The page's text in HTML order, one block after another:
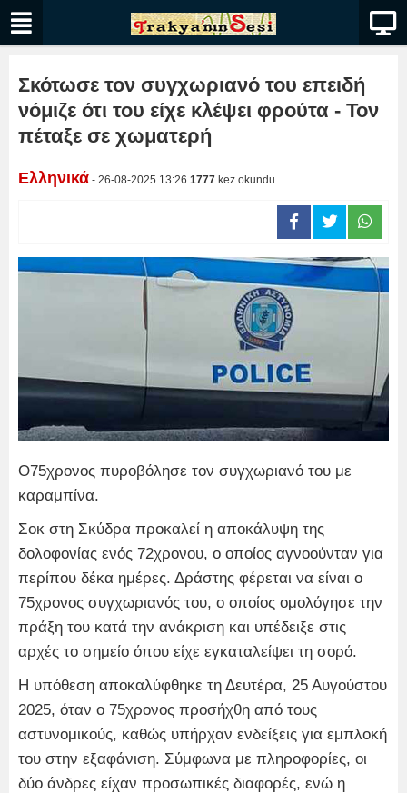
Σκότωσε τον συγχωριανό του επειδή
νόμιζε ότι του είχε κλέψει φρούτα - Τον
πέταξε σε χωματερή
Ελληνικά - 26-08-2025 13:26 1777 kez okundu.
Ο75χρονος πυροβόλησε τον συγχωριανό του με
καραμπίνα.
Σοκ στη Σκύδρα προκαλεί η αποκάλυψη της
δολοφονίας ενός 72χρονου, ο οποίος αγνοούνταν για
περίπου δέκα ημέρες. Δράστης φέρεται να είναι ο
75χρονος συγχωριανός του, ο οποίος ομολόγησε την
πράξη του κατά την ανάκριση και υπέδειξε στις
αρχές το σημείο όπου είχε εγκαταλείψει τη σορό.
Η υπόθεση αποκαλύφθηκε τη Δευτέρα, 25 Αυγούστου
2025, όταν ο 75χρονος προσήχθη από τους
αστυνομικούς, καθώς υπήρχαν ενδείξεις για εμπλοκή
του στην εξαφάνιση. Σύμφωνα με πληροφορίες, οι
δύο άνδρες είχαν προσωπικές διαφορές, ενώ η